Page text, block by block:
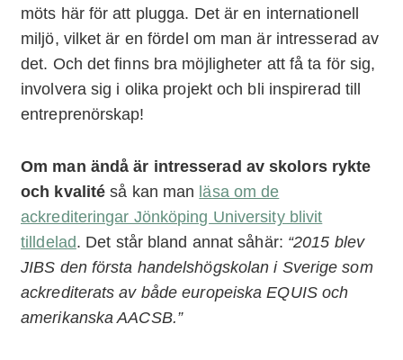
möts här för att plugga. Det är en internationell
miljö, vilket är en fördel om man är intresserad av
det. Och det finns bra möjligheter att få ta för sig,
involvera sig i olika projekt och bli inspirerad till
entreprenörskap!
Om man ändå är intresserad av skolors rykte
och kvalité så kan man läsa om de
ackrediteringar Jönköping University blivit
tilldelad. Det står bland annat såhär: “2015 blev
JIBS den första handelshögskolan i Sverige som
ackrediterats av både europeiska EQUIS och
amerikanska AACSB.”